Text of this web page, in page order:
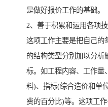
是做好报价工作的基础。
2、善于积累和运用各项
这项工作主要是把自己的
的结构类型分别加以分析
标。如工程内容、工作量
料)、指标(综合造价和单
费的百分比)等。这项工